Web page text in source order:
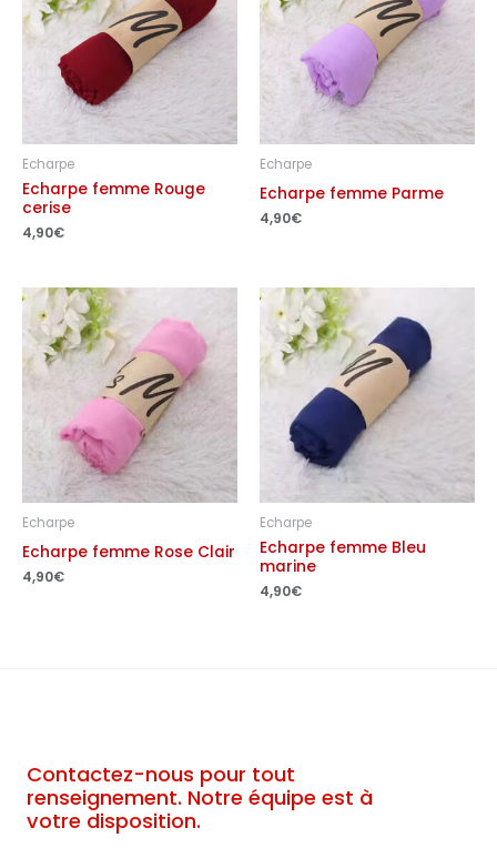
Echarpe
Echarpe femme Rouge
cerise
4,90€
Echarpe
Echarpe femme Parme
4,90€
Echarpe
Echarpe femme Rose Clair
4,90€
Echarpe
Echarpe femme Bleu
marine
4,90€
Contactez-nous pour tout
renseignement. Notre équipe est à
votre disposition.